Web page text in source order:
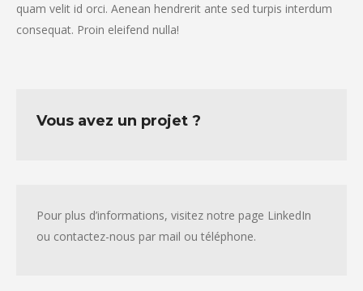
quam velit id orci. Aenean hendrerit ante sed turpis interdum
consequat. Proin eleifend nulla!
Vous avez un projet ?
Pour plus d’informations, visitez notre page LinkedIn
ou contactez-nous par mail ou téléphone.